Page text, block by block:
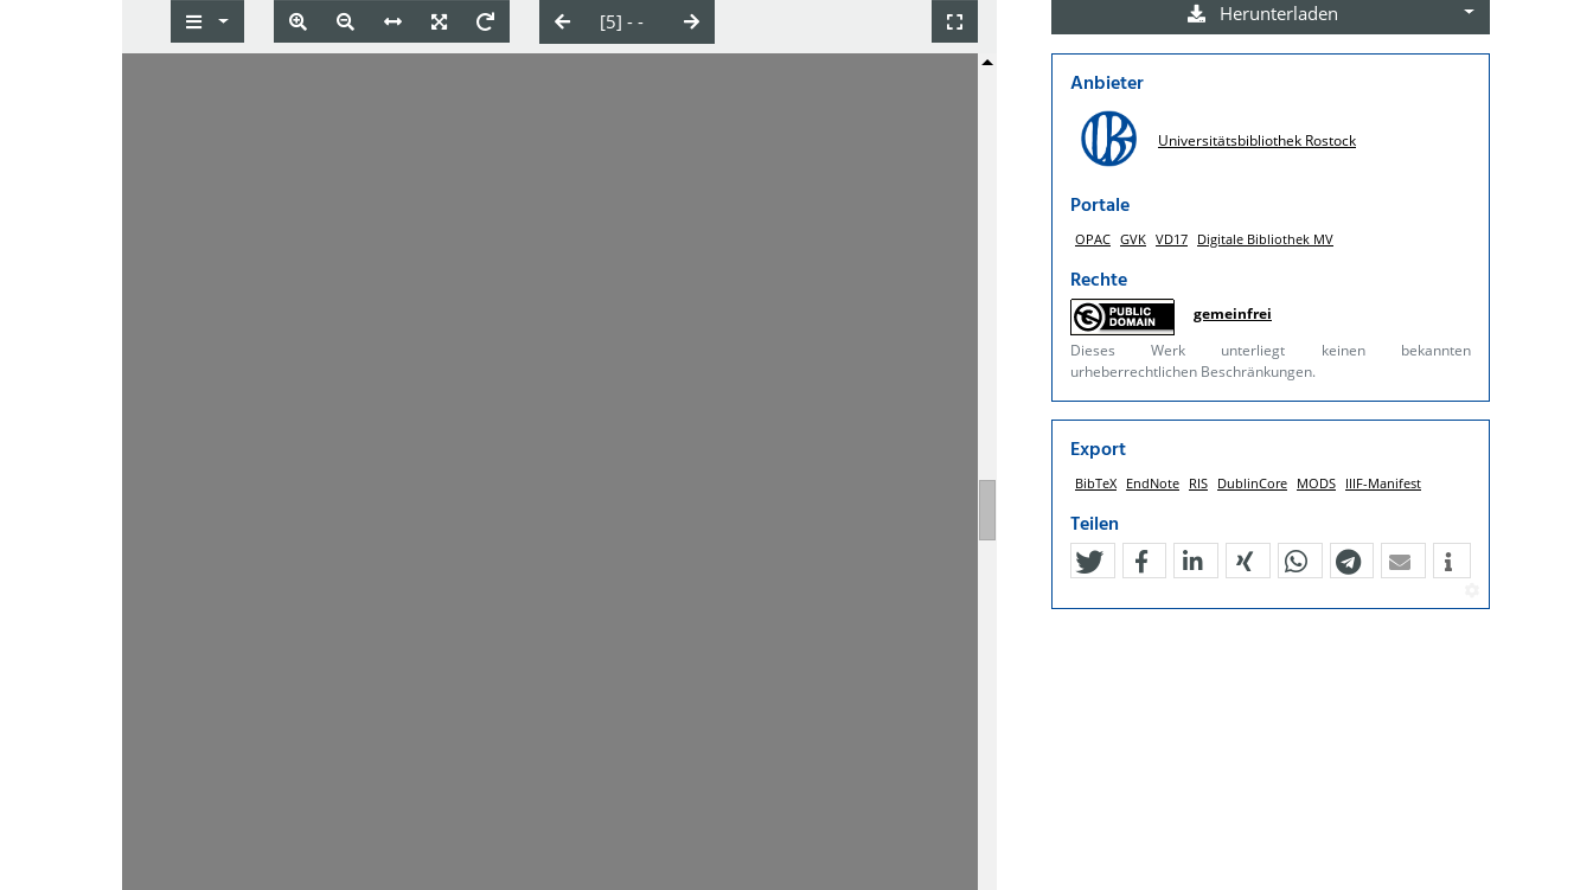
Herunterladen
Anbieter
Universitätsbibliothek Rostock
Portale
OPAC GVK VD17 Digitale Bibliothek MV
Rechte
gemeinfrei
Dieses Werk unterliegt keinen bekannten
urheberrechtlichen Beschränkungen.
Export
BibTeX EndNote RIS DublinCore MODS IIIF-Manifest
Teilen